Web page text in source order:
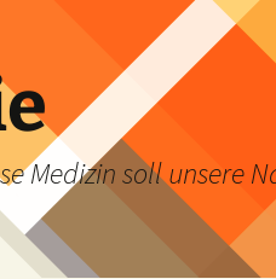
Medizin soll unsere